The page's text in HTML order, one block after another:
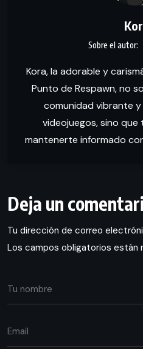
Kora, la adorable y
Punto de Respawn, no
comunidad vibrante
videojuegos, sino que
mantenerte informado
Deja un
Tu dirección de correo
Los campos obligatorios están